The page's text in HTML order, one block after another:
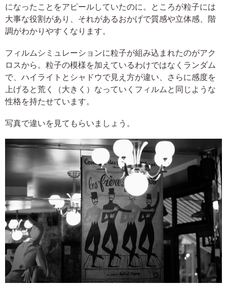
になったことをアピールしていたのに。ところが粒子には
大事な役割があり、それがあるおかげで質感や立体感、階
調がわかりやすくなります。
フィルムシミュレーションに粒子が組み込まれたのがアク
ロスから。粒子の模様を加えているわけではなくランダム
で、ハイライトとシャドウで見え方が違い、さらに感度を
上げると荒く（大きく）なっていくフィルムと同じような
性格を持たせています。
写真で違いを見てもらいましょう。